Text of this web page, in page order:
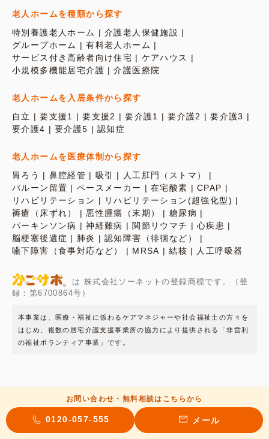
老人ホームを種類から探す
特別養護老人ホーム
介護老人保健施設
グループホーム
有料老人ホーム
サービス付き高齢者向け住宅
ケアハウス
小規模多機能居宅介護
介護医療院
老人ホームを入居条件から探す
自立
要支援1 要支援2 要介護1 要介護2
要介護3
要介護4
要介護5 認知症
老人ホームを医療体制から探す
胃ろう
鼻腔経管 吸引
人工肛門（ストマ）
バルーン留置
ペースメーカー 在宅酸素
CPAP
リハビリテーション
リハビリテーション(超強化型)
褥瘡（床ずれ）
悪性腫瘍（末期）
糖尿病
パーキンソン病
神経難病 関節リウマチ
心疾患
脳梗塞後遺症
肺炎
認知障害（徘徊など）
嚥下障害（食事対応など）
MRSA 結核 人工呼吸器
は 株式会社ソーネットの登録商標です。（登
録：第6700864号）
本事業は、医療・福祉に係わるケアマネジャーや社会福祉士の方々を
はじめ、複数の居宅介護支援事業所の協力により提供される「非営利
の福祉ボランティア事業」です。
お問い合わせ 運営会社
施設掲載について
プライバシーポリシー
(C)2023 かごサポ
お問い合わせ・無料相談はこちらから
0120-057-555 メール